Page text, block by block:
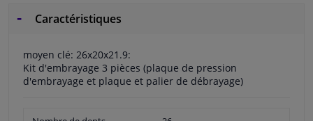
Caractéristiques
moyen clé: 26x20x21.9:
Kit d'embrayage 3 pièces (plaque de pression
d'embrayage et plaque et palier de débrayage)